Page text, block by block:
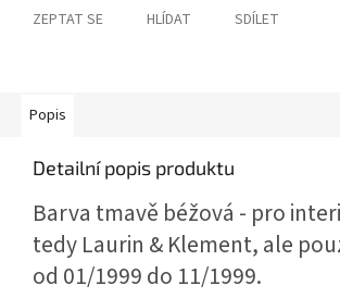
ZEPTAT SE HLÍDAT SDÍLET
Popis
Detailní popis produktu
Barva tmavě béžová - pro
tedy Laurin & Klement, ale
od 01/1999 do 11/1999.